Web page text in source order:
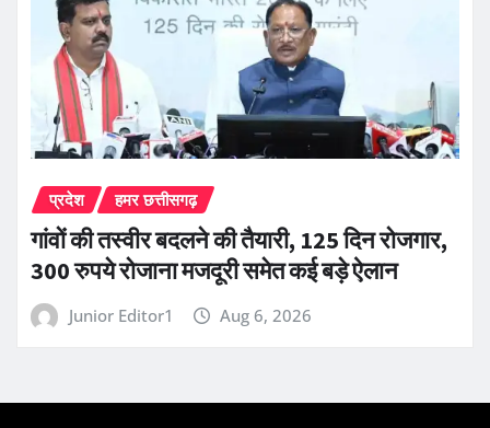
प्रदेश हमर छत्तीसगढ़
गांवों की तस्वीर बदलने की तैयारी, 125 दिन रोजगार,
300 रुपये रोजाना मजदूरी समेत कई बड़े ऐलान
Junior Editor1 Aug 6, 2026